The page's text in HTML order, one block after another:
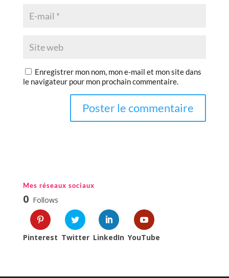
Enregistrer mon nom, mon e-mail et mon site dans
le navigateur pour mon prochain commentaire.
Mes réseaux sociaux
0 Follows
Pinterest Twitter LinkedIn YouTube